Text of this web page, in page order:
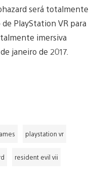
será totalmente
PlayStation VR para
imersiva
janeiro de 2017.
playstation vr
resident evil vii